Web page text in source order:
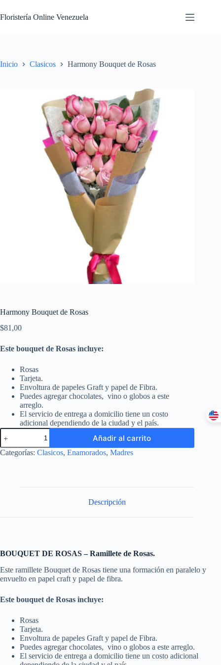
Floristería Online Venezuela
Inicio Clasicos Harmony Bouquet de Rosas
Harmony Bouquet de Rosas
$81,00
Este bouquet de Rosas incluye:
Rosas
Tarjeta.
Envoltura de papeles Graft y papel de Fibra.
Puedes agregar chocolates, vino o globos a este
arreglo.
El servicio de entrega a domicilio tiene un costo
adicional dependiendo de la ciudad y el país.
Añadir al carrito
Categorías: Clasicos, Enamorados, Madres
Descripción
BOUQUET DE ROSAS – Ramillete de Rosas.
Este ramillete Bouquet de Rosas tiene una formación en paralelo y
envuelto en papel craft y papel de fibra.
Este bouquet de Rosas incluye:
Rosas
Tarjeta.
Envoltura de papeles Graft y papel de Fibra.
Puedes agregar chocolates, vino o globos a este arreglo.
El servicio de entrega a domicilio tiene un costo adicional